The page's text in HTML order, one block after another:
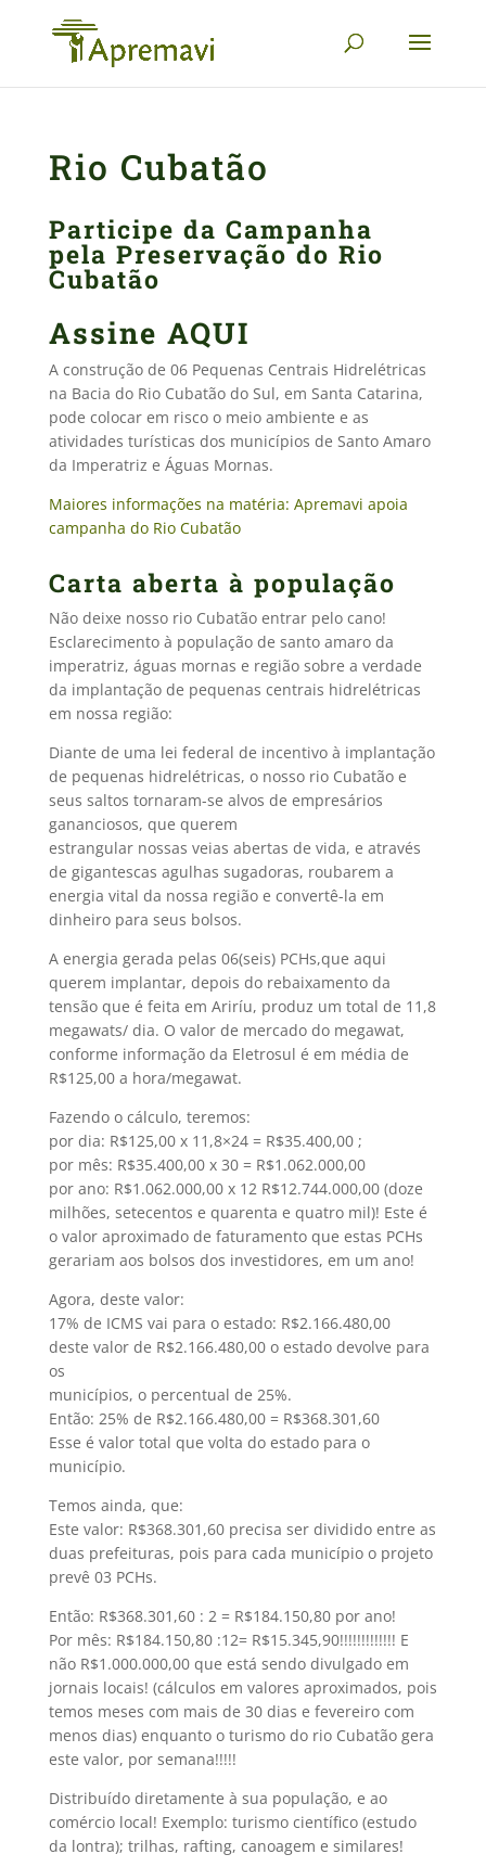
Rio Cubatão
Participe da Campanha
pela Preservação do Rio
Cubatão
Assine AQUI
A construção de 06 Pequenas Centrais Hidrelétricas
na Bacia do Rio Cubatão do Sul, em Santa Catarina,
pode colocar em risco o meio ambiente e as
atividades turísticas dos municípios de Santo Amaro
da Imperatriz e Águas Mornas.
Maiores informações na matéria: Apremavi apoia
campanha do Rio Cubatão
Carta aberta à população
Não deixe nosso rio Cubatão entrar pelo cano!
Esclarecimento à população de santo amaro da
imperatriz, águas mornas e região sobre a verdade
da implantação de pequenas centrais hidrelétricas
em nossa região:
Diante de uma lei federal de incentivo à implantação
de pequenas hidrelétricas, o nosso rio Cubatão e
seus saltos tornaram-se alvos de empresários
gananciosos, que querem
estrangular nossas veias abertas de vida, e através
de gigantescas agulhas sugadoras, roubarem a
energia vital da nossa região e convertê-la em
dinheiro para seus bolsos.
A energia gerada pelas 06(seis) PCHs,que aqui
querem implantar, depois do rebaixamento da
tensão que é feita em Ariríu, produz um total de 11,8
megawats/ dia. O valor de mercado do megawat,
conforme informação da Eletrosul é em média de
R$125,00 a hora/megawat.
Fazendo o cálculo, teremos:
por dia: R$125,00 x 11,8×24 = R$35.400,00 ;
por mês: R$35.400,00 x 30 = R$1.062.000,00
por ano: R$1.062.000,00 x 12 R$12.744.000,00 (doze
milhões, setecentos e quarenta e quatro mil)! Este é
o valor aproximado de faturamento que estas PCHs
gerariam aos bolsos dos investidores, em um ano!
Agora, deste valor:
17% de ICMS vai para o estado: R$2.166.480,00
deste valor de R$2.166.480,00 o estado devolve para
os
municípios, o percentual de 25%.
Então: 25% de R$2.166.480,00 = R$368.301,60
Esse é valor total que volta do estado para o
município.
Temos ainda, que:
Este valor: R$368.301,60 precisa ser dividido entre as
duas prefeituras, pois para cada município o projeto
prevê 03 PCHs.
Então: R$368.301,60 : 2 = R$184.150,80 por ano!
Por mês: R$184.150,80 :12= R$15.345,90!!!!!!!!!!!!! E
não R$1.000.000,00 que está sendo divulgado em
jornais locais! (cálculos em valores aproximados, pois
temos meses com mais de 30 dias e fevereiro com
menos dias) enquanto o turismo do rio Cubatão gera
este valor, por semana!!!!!
Distribuído diretamente à sua população, e ao
comércio local! Exemplo: turismo científico (estudo
da lontra); trilhas, rafting, canoagem e similares!